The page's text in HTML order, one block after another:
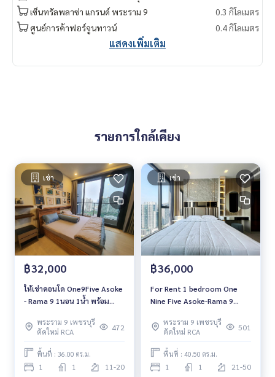
เซ็นทรัลพลาซ่า แกรนด์ พระราม 9
0.3 กิโลเมตร
ศูนย์การค้าฟอร์จูนทาวน์
0.4 กิโลเมตร
แสดงเพิ่มเติม
รายการใกล้เคียง
เช่า
฿32,000
ให้เช่าคอนโด One9Five Asoke
- Rama 9 1นอน 1น้ำ พร้อม
พระราม 9 เพชรบุรี
ตัดใหม่ RCA
472
พื้นที่ : 36.00 ตร.ม.
1 1 11-20
เช่า
฿36,000
For Rent 1 bedroom One
Nine Five Asoke-Rama 9
Near MRT Rama 9 Fully
furnished Ready to move in
พระราม 9 เพชรบุรี
ตัดใหม่ RCA
501
พื้นที่ : 40.50 ตร.ม.
1 1 21-50